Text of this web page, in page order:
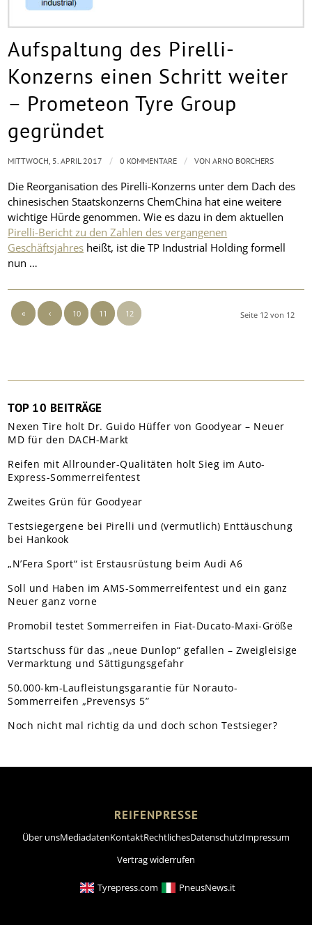
Aufspaltung des Pirelli-
Konzerns einen Schritt weiter
– Prometeon Tyre Group
gegründet
Die Reorganisation des Pirelli-Konzerns unter dem Dach des
chinesischen Staatskonzerns ChemChina hat eine weitere
wichtige Hürde genommen. Wie es dazu in dem aktuellen
Pirelli-Bericht zu den Zahlen des vergangenen
Geschäftsjahres heißt, ist die TP Industrial Holding formell
nun …
MITTWOCH, 5. APRIL 2017 / 0 KOMMENTARE / VONARNO BORCHERS
Seite 12 von 12
« ‹ 10 11 12
TOP 10 BEITRÄGE
Nexen Tire holt Dr. Guido Hüffer von Goodyear – Neuer
MD für den DACH-Markt
Reifen mit Allrounder-Qualitäten holt Sieg im Auto-
Express-Sommerreifentest
Zweites Grün für Goodyear
Testsiegergene bei Pirelli und (vermutlich) Enttäuschung
bei Hankook
„N’Fera Sport“ ist Erstausrüstung beim Audi A6
Soll und Haben im AMS-Sommerreifentest und ein ganz
Neuer ganz vorne
Promobil testet Sommerreifen in Fiat-Ducato-Maxi-Größe
Startschuss für das „neue Dunlop“ gefallen – Zweigleisige
Vermarktung und Sättigungsgefahr
50.000-km-Laufleistungsgarantie für Norauto-
Sommerreifen „Prevensys 5”
Noch nicht mal richtig da und doch schon Testsieger?
REIFENPRESSE
Über unsMediadatenKontaktRechtlichesDatenschutzImpressum
Vertrag widerrufen
Tyrepress.com PneusNews.it